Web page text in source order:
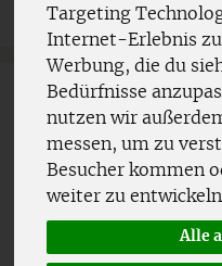
Targeting
Internet-Erlebnis
Werbung, die du
Bedürfnisse
nutzen wir
messen, um zu
Besucher kommen
weiter zu entwickeln.
Alle